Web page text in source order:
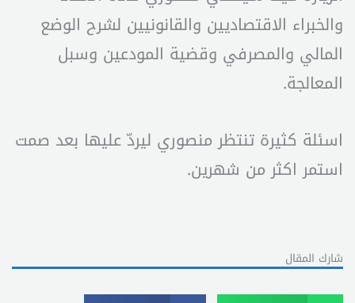
والخبراء الاقتصاديين والقانونيين لشرح الوضع
المالي والمصرفي وقضية المودعين وسبل
المعالجة.
اسئلة كثيرة تنتظر منصوري ليردّ عليها بعد صمت
استمر اكثر من شهرين.
شارك المقال